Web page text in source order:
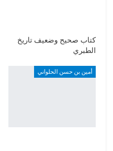
كتاب صحيح وضعيف تاريخ
الطبري
أمين بن حسن الحلواني